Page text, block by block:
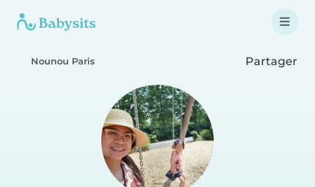
Nounou Paris Partager